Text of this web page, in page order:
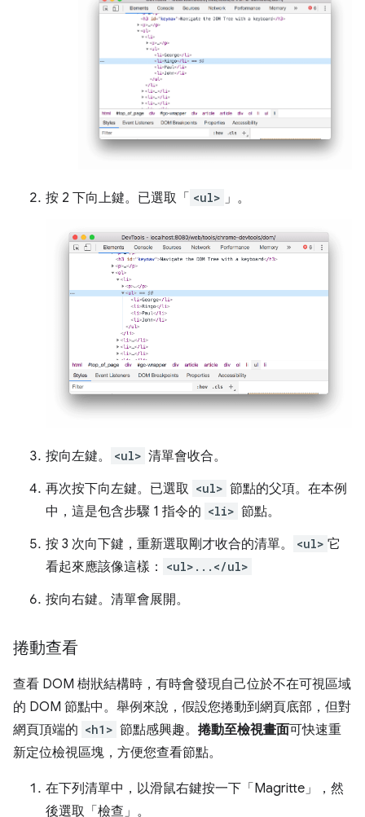
按 2 下向上鍵。已選取「 <ul> 」。
按向左鍵。 <ul> 清單會收合。
再次按下向左鍵。已選取 <ul> 節點的父項。在本例
中，這是包含步驟 1 指令的 <li> 節點。
按 3 次向下鍵，重新選取剛才收合的清單。 <ul> 它
看起來應該像這樣：
<ul>...</ul>
按向右鍵。清單會展開。
捲動查看
查看 DOM 樹狀結構時，有時會發現自己位於不在可視區域
的 DOM 節點中。舉例來說，假設您捲動到網頁底部，但對
網頁頂端的 <h1> 節點感興趣。 捲動至檢視畫面可快速重
新定位檢視區塊，方便您查看節點。
在下列清單中，以滑鼠右鍵按一下「Magritte」
，然
後選取「檢查」 。